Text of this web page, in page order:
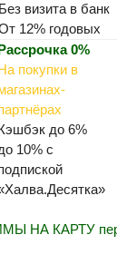
Без визита в банк
12% годовых
0%
покупки в
до 6%
10% с
НА КАРТУ